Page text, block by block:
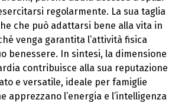
regolarmente. La sua taglia
che può adattarsi bene alla vita in
venga garantita l’attività fisica
benessere. In sintesi, la dimensione
contribuisce alla sua reputazione
e versatile, ideale per famiglie
apprezzano l’energia e l’intelligenza